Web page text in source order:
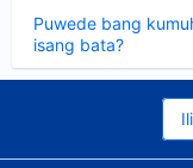
Puwede bang
isang bata?
ang
sagot